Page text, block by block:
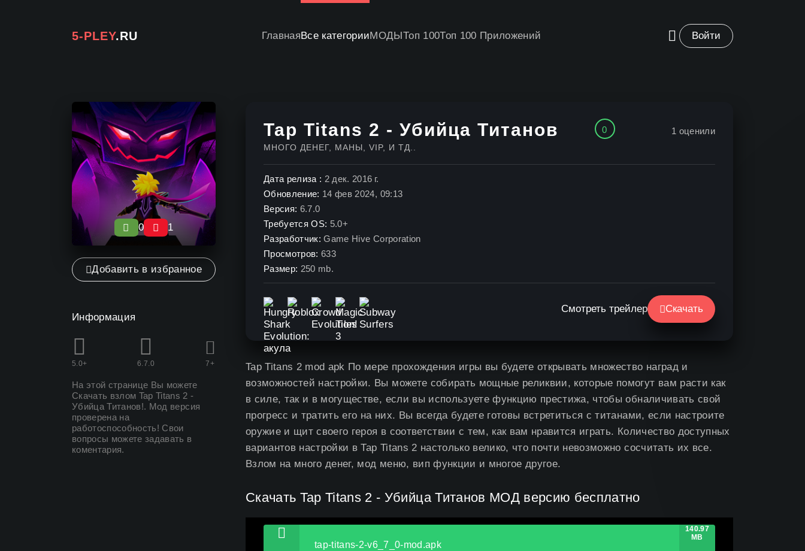
5-PLEY.RU ГлавнаяВсе категорииМОДЫТоп 100Топ 100 Приложений Войти
Tap Titans 2 - Убийца Титанов 0 1 оценили
МНОГО ДЕНЕГ, МАНЫ, VIP, И ТД..
Дата релиза : 2 дек. 2016 г.
Обновление: 14 фев 2024, 09:13
Версия: 6.7.0
Требуется OS: 5.0+
Разработчик: Game Hive Corporation
Просмотров: 633
Размер: 250 mb.
Смотреть трейлер Скачать
0 1
Добавить в избранное
Информация
5.0+ 6.7.0 7+
На этой странице Вы можете
Скачать взлом Tap Titans 2 -
Убийца Титанов!. Мод версия
проверена на
работоспособность! Свои
вопросы можете задавать в
коментария.
Tap Titans 2 mod apk По мере прохождения игры вы будете открывать множество наград и
возможностей настройки. Вы можете собирать мощные реликвии, которые помогут вам расти как
в силе, так и в могуществе, если вы используете функцию престижа, чтобы обналичивать свой
прогресс и тратить его на них. Вы всегда будете готовы встретиться с титанами, если настроите
оружие и щит своего героя в соответствии с тем, как вам нравится играть. Количество доступных
вариантов настройки в Tap Titans 2 настолько велико, что почти невозможно сосчитать их все.
Взлом на много денег, мод меню, вип функции и многое другое.
Скачать Tap Titans 2 - Убийца Титанов МОД версию бесплатно
Не работает?
tap-titans-2-v6_7_0-mod.apk
140.97
MB